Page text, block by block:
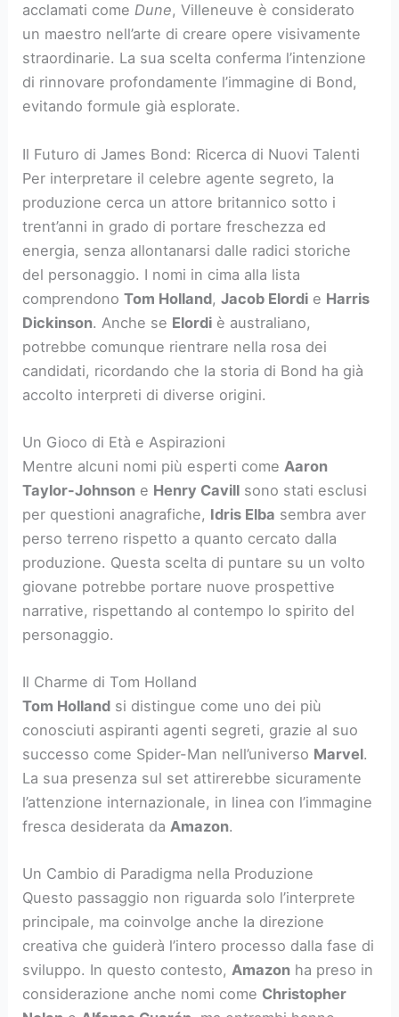
acclamati comeDune, Villeneuve è considerato
un maestro nell’arte di creare opere visivamente
straordinarie. La sua scelta conferma l’intenzione
di rinnovare profondamente l’immagine di Bond,
evitando formule già esplorate.
Il Futuro di James Bond: Ricerca di Nuovi Talenti
Per interpretare il celebre agente segreto, la
produzione cerca un attore britannico sotto i
trent’anni in grado di portare freschezza ed
energia, senza allontanarsi dalle radici storiche
del personaggio. I nomi in cima alla lista
comprendonoTom Holland,Jacob Elordi e Harris
Dickinson. Anche se Elordi è australiano,
potrebbe comunque rientrare nella rosa dei
candidati, ricordando che la storia di Bond ha già
accolto interpreti di diverse origini.
Un Gioco di Età e Aspirazioni
Mentre alcuni nomi più esperti come Aaron
Taylor-Johnson e Henry Cavill sono stati esclusi
per questioni anagrafiche, Idris Elba sembra aver
perso terreno rispetto a quanto cercato dalla
produzione. Questa scelta di puntare su un volto
giovane potrebbe portare nuove prospettive
narrative, rispettando al contempo lo spirito del
personaggio.
Il Charme di Tom Holland
Tom Holland si distingue come uno dei più
conosciuti aspiranti agenti segreti, grazie al suo
successo come Spider-Man nell’universo Marvel.
La sua presenza sul set attirerebbe sicuramente
l’attenzione internazionale, in linea con l’immagine
fresca desiderata daAmazon.
Un Cambio di Paradigma nella Produzione
Questo passaggio non riguarda solo l’interprete
principale, ma coinvolge anche la direzione
creativa che guiderà l’intero processo dalla fase di
sviluppo. In questo contesto,Amazon ha preso in
considerazione anche nomi come Christopher